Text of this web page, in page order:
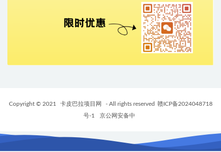
Copyright © 2021 卡皮巴拉项目网 - All rights reserved
赣ICP备2024048718
号-1
京公网安备中